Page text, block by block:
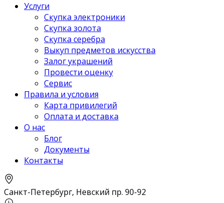
Услуги
Скупка электроники
Скупка золота
Скупка серебра
Выкуп предметов искусства
Залог украшений
Провести оценку
Сервис
Правила и условия
Карта привилегий
Оплата и доставка
О нас
Блог
Документы
Контакты
Санкт-Петербург, Невский пр. 90-92